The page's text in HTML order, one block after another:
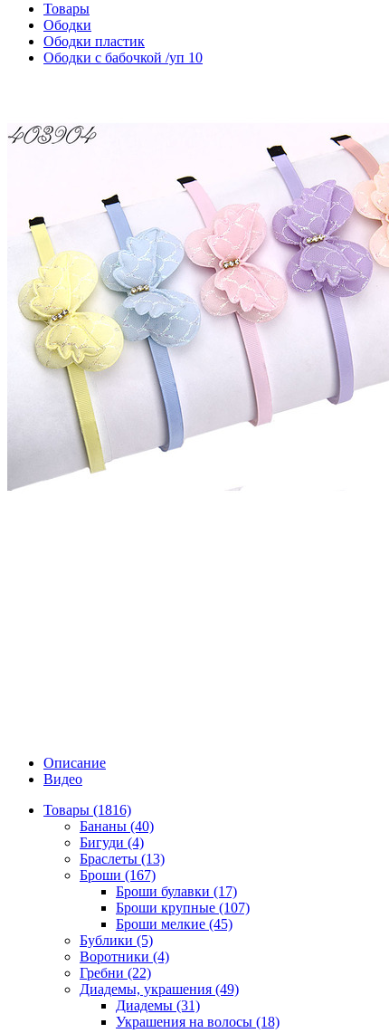
Товары
Ободки
Ободки пластик
Ободки с бабочкой /уп 10
Описание
Видео
Товары (1816)
Бананы (40)
Бигуди (4)
Браслеты (13)
Броши (167)
Броши булавки (17)
Броши крупные (107)
Броши мелкие (45)
Бублики (5)
Воротники (4)
Гребни (22)
Диадемы, украшения (49)
Диадемы (31)
Украшения на волосы (18)